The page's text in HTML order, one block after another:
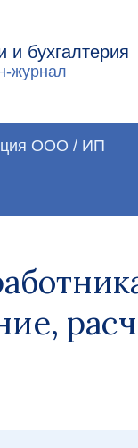
и бухгалтерия
журнал
ООО / ИП